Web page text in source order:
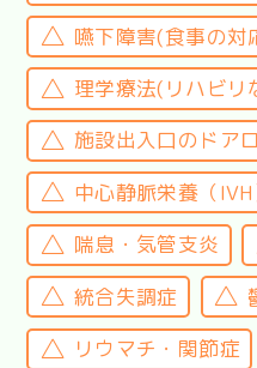
嚥下障害(食事の対
理学療法(リハビリ
施設出入口のドア
中心静脈栄養（IVH
喘息・気管支炎
統合失調症
リウマチ・関節症